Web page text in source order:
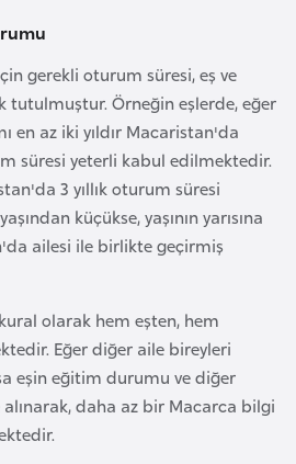
gerekli oturum süresi, eş ve
tutulmuştur. Örneğin eşlerde, eğer
en az iki yıldır Macaristan'da
süresi yeterli kabul edilmektedir.
3 yıllık oturum süresi
küçükse, yaşının yarısına
ailesi ile birlikte geçirmiş
olarak hem eşten, hem
Eğer diğer aile bireyleri
eşin eğitim durumu ve diğer
daha az bir Macarca bilgi